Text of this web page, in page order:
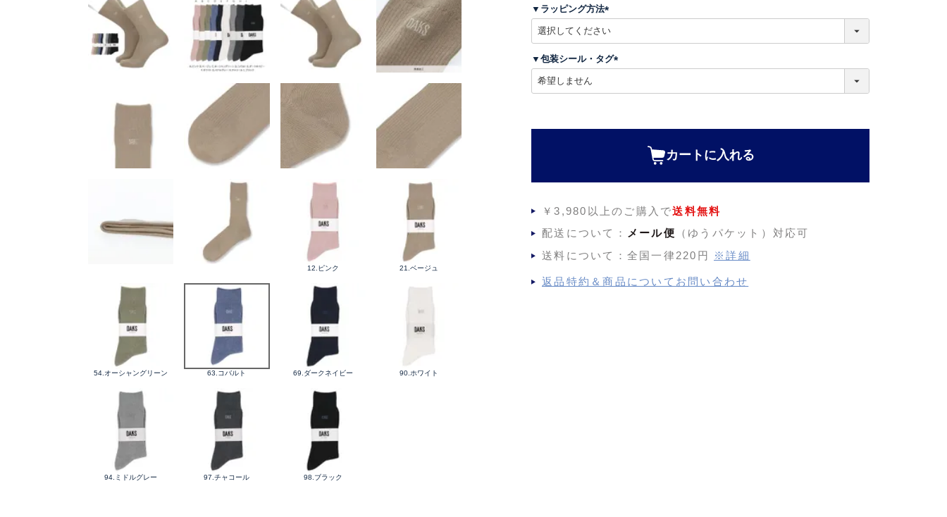
12.ピンク 21.ベージュ
54.オーシャングリーン 63.コバルト 69.ダークネイビー 90.ホワイト
94.ミドルグレー 97.チャコール 98.ブラック
)
▼ラッピング方法
須
)
▼包装シール・タグ
カートに入れる
￥3,980以上のご購入で送料無料
配送について： メール便
（ゆうパケット）対応可
送料について：全国一律220円
※詳細
返品特約＆商品についてお問い合わせ